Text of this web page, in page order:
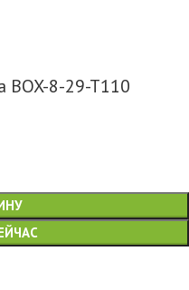
BOX-8-29-T110